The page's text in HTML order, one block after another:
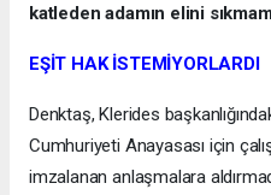
katleden adamın elini
EŞİT HAK İSTEMİYORLARDI
Denktaş, Klerides
Cumhuriyeti Anayasası için
imzalanan anlaşmalara